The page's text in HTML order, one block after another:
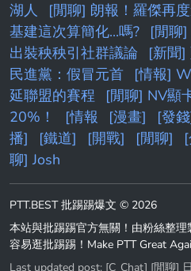
湖人
[閒聊] 朗報！羅傑再度
基建這次算簡化...嗎?
[閒聊]
出裝秧秧引社群議論
[新聞]
民進黨：假冒元首
[情報]
延聯盟的賽程
[閒聊] NV顯
20%！
[情報 [漫畫] [發
播]
[鐵道] [開戰] [閒聊] [
聊] Josh
PTT.BEST 批踢踢爆文 © 2026
本站與批踢踢官方無關！由粉絲整
容易逛批踢踢！Make PTT Great
Last updated post: [C_Chat] [閒聊]